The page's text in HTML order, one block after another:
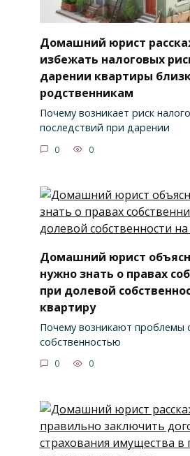
Домашний юрист
избежать налоговых
дарении квартиры
родственникам
Почему возникает риск
последствий при дарении
0 0
Домашний юрист
нужно знать о правах
при долевой
квартиру
Почему возникают проблемы
собственностью
0 0